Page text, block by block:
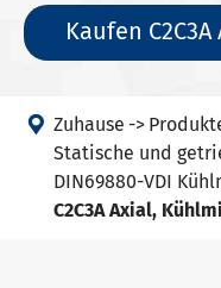
Kaufen
 Zuhause
Statische und
DIN69880-VDI
C2C3A Axial,